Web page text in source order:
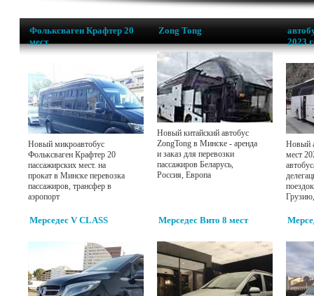
Фольксваген Крафтер 20
мест
Новый микроавтобус
Фольксваген Крафтер 20
пассажирских мест. на
прокат в Минске перевозка
пассажиров, трансфер в
аэропорт
Zong Tong
Новый китайский автобус
ZongTong в Минске - аренда
и заказ для перевозки
пассажиров Беларусь,
Россия, Европа
2023
Новый
мест
Мерседес V CLASS Мерседес Вито 8 мест